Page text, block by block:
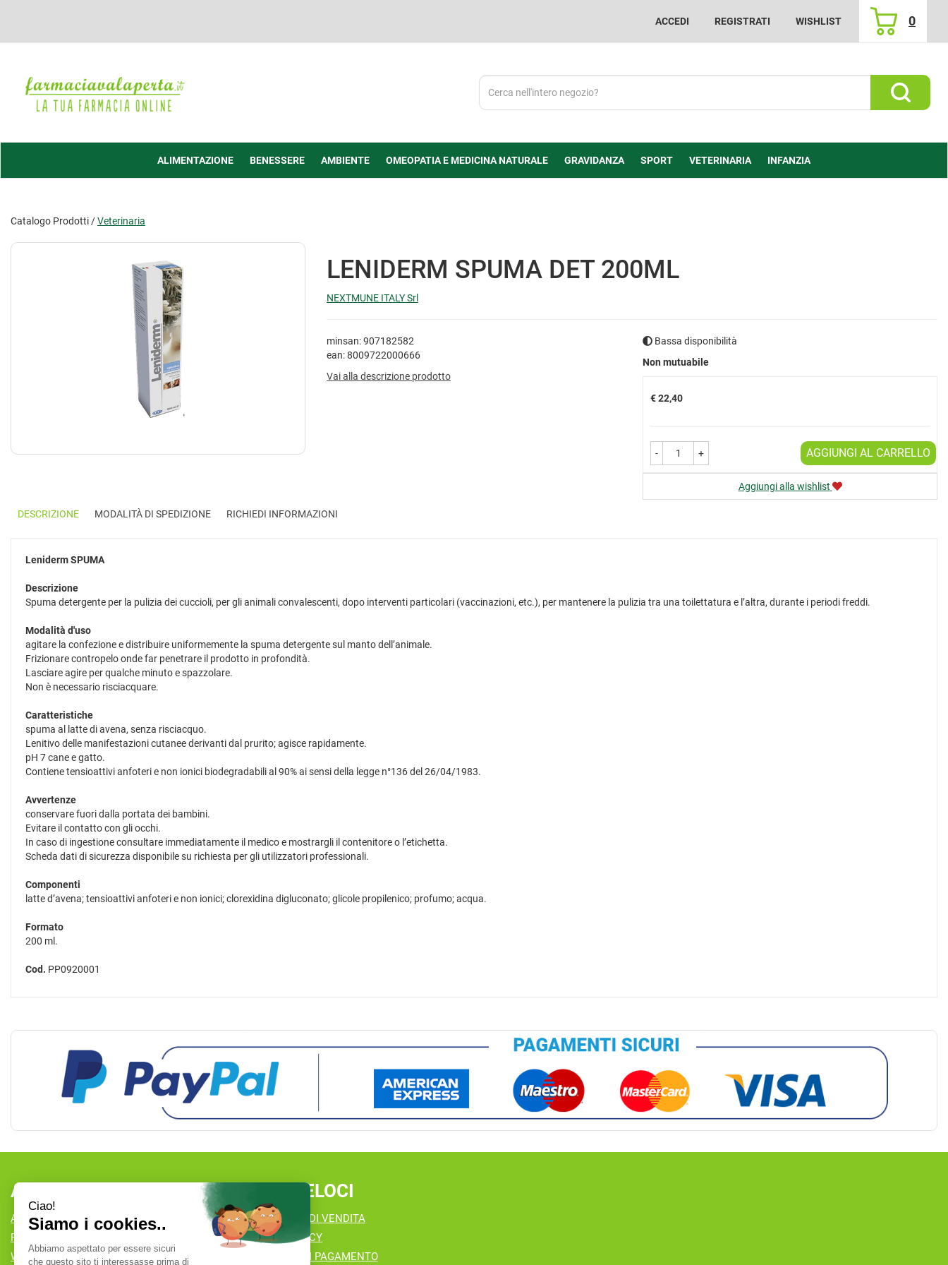
ACCEDI REGISTRATI WISHLIST 0
ARTICOLI
INSERITI
Valaperta
Cerca
Prodotto
Cerca
ALIMENTAZIONE BENESSERE AMBIENTE OMEOPATIA E MEDICINA NATURALE GRAVIDANZA SPORT VETERINARIA INFANZIA
Catalogo Prodotti /Veterinaria
LENIDERM SPUMA DET 200ML
NEXTMUNE ITALY Srl
minsan: 907182582
ean: 8009722000666
Vai alla descrizione prodotto
Bassa disponibilità
Non mutuabile
Prezzo
€ 22,40
- + AGGIUNGI AL CARRELLO
Aggiungi alla wishlist
DESCRIZIONE MODALITÀ DI SPEDIZIONE RICHIEDI INFORMAZIONI
LenidermSPUMA
Descrizione
Spuma detergente per la pulizia dei cuccioli, per gli animali convalescenti, dopo interventi particolari (vaccinazioni, etc.), per mantenere la pulizia tra una toilettatura e l’altra, durante i periodi freddi.
Modalità d'uso
agitare la confezione e distribuire uniformemente la spuma detergente sul manto dell’animale.
Frizionare contropelo onde far penetrare il prodotto in profondità.
Lasciare agire per qualche minuto e spazzolare.
Non è necessario risciacquare.
Caratteristiche
spuma al latte di avena, senza risciacquo.
Lenitivo delle manifestazioni cutanee derivanti dal prurito; agisce rapidamente.
pH 7 cane e gatto.
Contiene tensioattivi anfoteri e non ionici biodegradabili al 90% ai sensi della legge n°136 del 26/04/1983.
Avvertenze
conservare fuori dalla portata dei bambini.
Evitare il contatto con gli occhi.
In caso di ingestione consultare immediatamente il medico e mostrargli il contenitore o l’etichetta.
Scheda dati di sicurezza disponibile su richiesta per gli utilizzatori professionali.
Componenti
latte d’avena; tensioattivi anfoteri e non ionici; clorexidina digluconato; glicole propilenico; profumo; acqua.
Formato
200 ml.
Cod. PP0920001
AREA UTENTE
ACCEDI
REGISTRATI
WISHLIST
LINK VELOCI
CONDIZIONI DI VENDITA
COOKIE POLICY
MODALITÀ DI PAGAMENTO